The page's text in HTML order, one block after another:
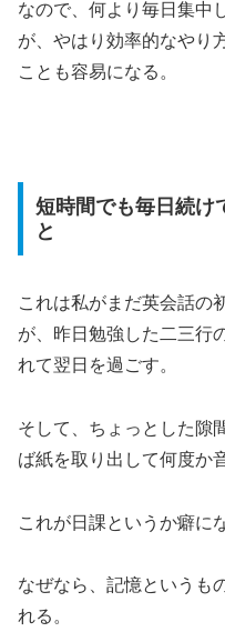
なので、何より毎日集中
が、やはり効率的なやり
ことも容易になる。
短時間でも毎日続け
と
これは私がまだ英会話の
が、昨日勉強した二三行
れて翌日を過ごす。
そして、ちょっとした隙
ば紙を取り出して何度か
これが日課というか癖に
なぜなら、記憶というも
れる。